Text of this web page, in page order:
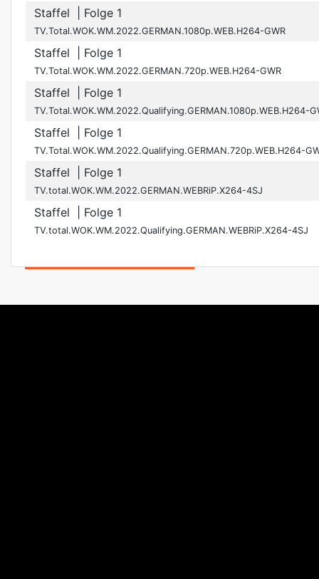
Staffel | Folge 1
TV.Total.WOK.WM.2022.GERMAN.1080p.WEB.H264-GWR
Staffel | Folge 1
TV.Total.WOK.WM.2022.GERMAN.720p.WEB.H264-GWR
Staffel | Folge 1
TV.Total.WOK.WM.2022.Qualifying.GERMAN.1080p.WEB.H264-
Staffel | Folge 1
TV.Total.WOK.WM.2022.Qualifying.GERMAN.720p.WEB.H264-
Staffel | Folge 1
TV.total.WOK.WM.2022.GERMAN.WEBRiP.X264-4SJ
Staffel | Folge 1
TV.total.WOK.WM.2022.Qualifying.GERMAN.WEBRiP.X264-4SJ